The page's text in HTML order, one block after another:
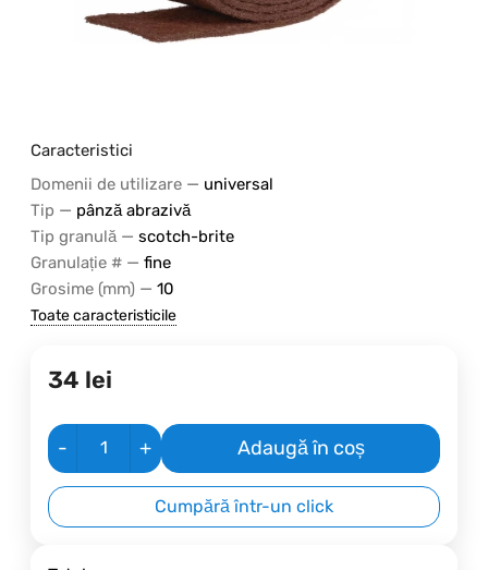
Caracteristici
Domenii de utilizare — universal
Tip — pânză abrazivă
Tip granulă — scotch-brite
Granulație # — fine
Grosime (mm) — 10
Toate caracteristicile
34 lei
- + Adaugă în coș
Cumpără într-un click